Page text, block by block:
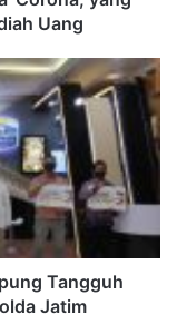
Uang
Tangguh
Jatim